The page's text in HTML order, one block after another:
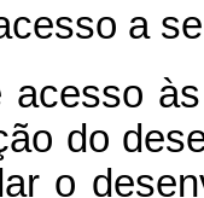
a
acesso
do
o